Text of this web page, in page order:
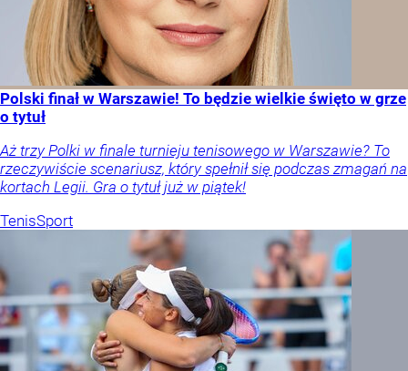
Polski finał w Warszawie! To będzie wielkie święto w grze
o tytuł
Aż trzy Polki w finale turnieju tenisowego w Warszawie? To
rzeczywiście scenariusz, który spełnił się podczas zmagań na
kortach Legii. Gra o tytuł już w piątek!
TenisSport